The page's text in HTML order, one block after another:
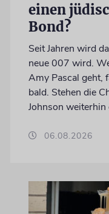
einen
Bond?
Seit Jahren wird
neue 007 wird.
Amy Pascal geht,
bald. Stehen die
Johnson weiterhin
06.08.2026